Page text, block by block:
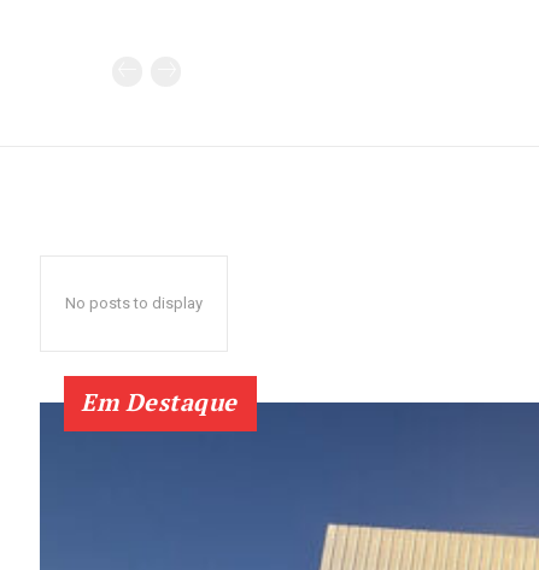
No posts to display
Em Destaque